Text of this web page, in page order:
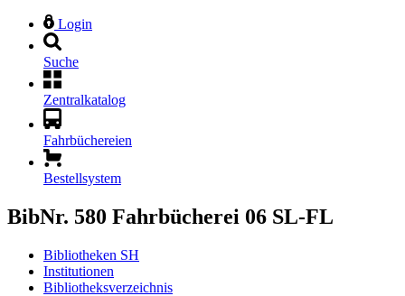
Login
Suche
Zentralkatalog
Fahrbüchereien
Bestellsystem
BibNr. 580 Fahrbücherei 06 SL-FL
Bibliotheken SH
Institutionen
Bibliotheksverzeichnis